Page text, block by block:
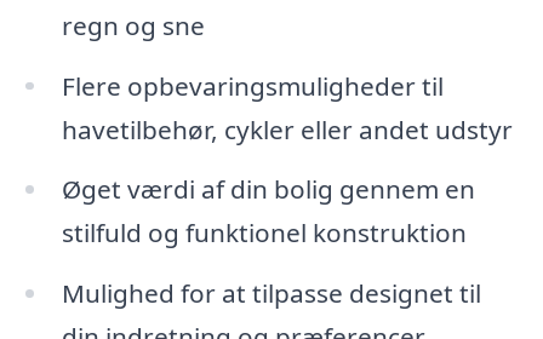
regn og sne
Flere opbevaringsmuligheder til
havetilbehør, cykler eller andet udstyr
Øget værdi af din bolig gennem en
stilfuld og funktionel konstruktion
Mulighed for at tilpasse designet til